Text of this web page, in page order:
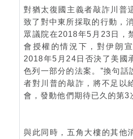
對猶太復國主義者敲詐川普
致了對中東所採取的行動，
眾議院在2018年5月23日，
會授權的情況下，對伊朗
2018年5月24日否決了美國
色列一部分的法案。”換句話
者對川普的敲詐，將不足以
會，發動他們期待已久的第3
與此同時，五角大樓的其他